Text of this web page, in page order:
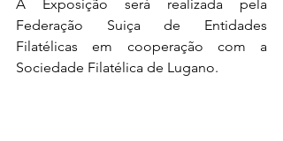
A Exposição será realizada pela
Federação Suiça de Entidades
Filatélicas em cooperação com a
Sociedade Filatélica de Lugano.